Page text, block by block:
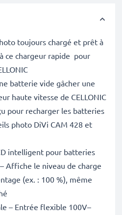
toujours chargé et prêt à
ce chargeur rapide pour
batterie vide gâcher une
haute vitesse de CELLONIC
pour recharger les batteries
photo DiVi CAM 428 et
intelligent pour batteries
Affiche le niveau de charge
(ex. : 100 %), même
– Entrée flexible 100V–